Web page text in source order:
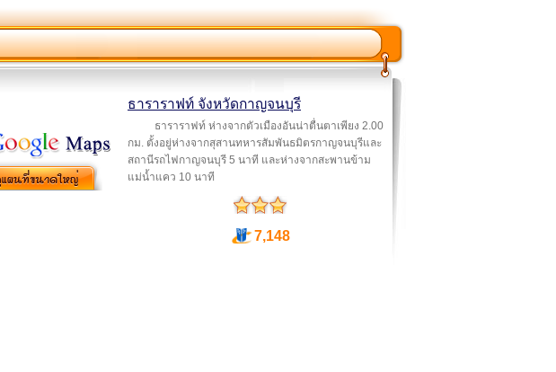
ธาราราฟท์ จังหวัดกาญจนบุรี
ธาราราฟท์ ห่างจากตัวเมืองอันน่าตื่นตาเพียง 2.00
กม. ตั้งอยู่ห่างจากสุสานทหารสัมพันธมิตรกาญจนบุรีและ
สถานีรถไฟกาญจนบุรี 5 นาที และห่างจากสะพานข้าม
แม่น้ำแคว 10 นาที
7,148